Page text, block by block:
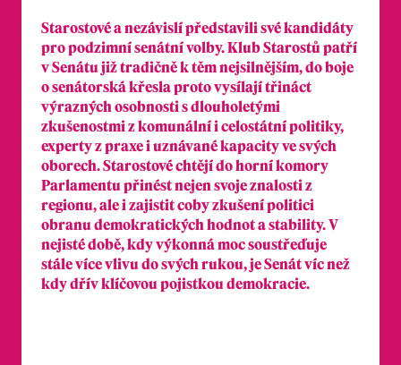
Starostové a nezávislí představili své kandidáty
pro podzimní senátní volby. Klub Starostů patří
v Senátu již tradičně k těm nejsilnějším, do boje
o senátorská křesla proto vysílají třináct
výrazných osobnosti s dlouholetými
zkušenostmi z komunální i celostátní politiky,
experty z praxe i uznávané kapacity ve svých
oborech. Starostové chtějí do horní komory
Parlamentu přinést nejen svoje znalosti z
regionu, ale i zajistit coby zkušení politici
obranu demokratických hodnot a stability. V
nejisté době, kdy výkonná moc soustřeďuje
stále více vlivu do svých rukou, je Senát víc než
kdy dřív klíčovou pojistkou demokracie.